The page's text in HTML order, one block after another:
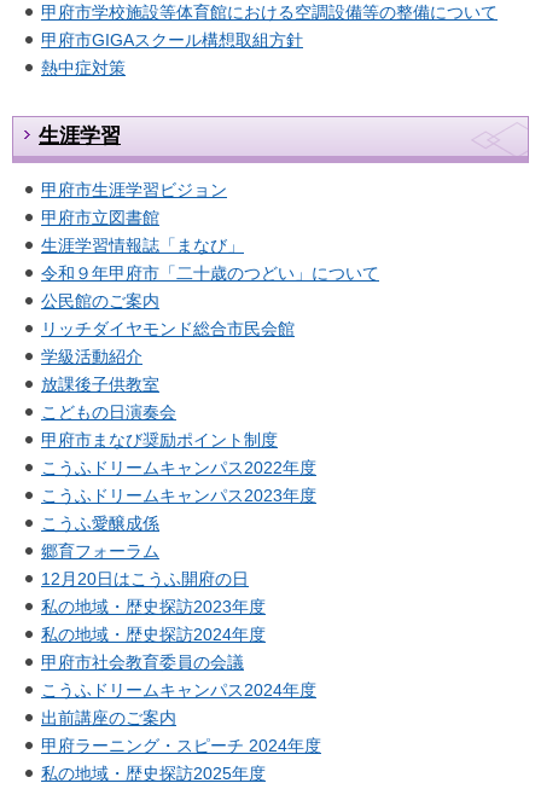
甲府市学校施設等体育館における空調設備等の整備について
甲府市GIGAスクール構想取組方針
熱中症対策
生涯学習
甲府市生涯学習ビジョン
甲府市立図書館
生涯学習情報誌「まなび」
令和９年甲府市「二十歳のつどい」について
公民館のご案内
リッチダイヤモンド総合市民会館
学級活動紹介
放課後子供教室
こどもの日演奏会
甲府市まなび奨励ポイント制度
こうふドリームキャンパス2022年度
こうふドリームキャンパス2023年度
こうふ愛醸成係
郷育フォーラム
12月20日はこうふ開府の日
私の地域・歴史探訪2023年度
私の地域・歴史探訪2024年度
甲府市社会教育委員の会議
こうふドリームキャンパス2024年度
出前講座のご案内
甲府ラーニング・スピーチ 2024年度
私の地域・歴史探訪2025年度